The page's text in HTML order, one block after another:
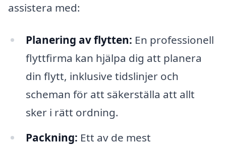
assistera med:
Planering av flytten: En professionell
flyttfirma kan hjälpa dig att planera
din flytt, inklusive tidslinjer och
scheman för att säkerställa att allt
sker i rätt ordning.
Packning: Ett av de mest